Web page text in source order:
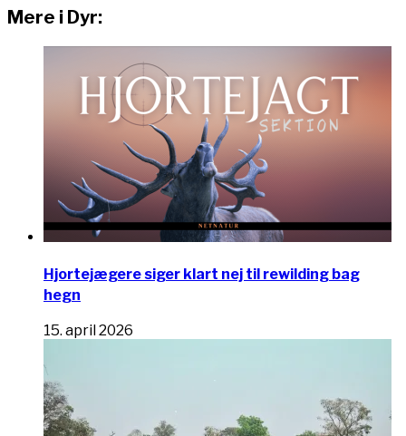
Mere i Dyr:
Hjortejægere siger klart nej til rewilding bag
hegn
15. april 2026